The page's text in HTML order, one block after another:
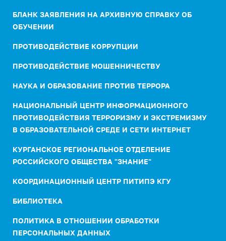
БЛАНК ЗАЯВЛЕНИЯ НА АРХИВНУЮ СПРАВКУ ОБ
ОБУЧЕНИИ
ПРОТИВОДЕЙСТВИЕ КОРРУПЦИИ
ПРОТИВОДЕЙСТВИЕ МОШЕННИЧЕСТВУ
НАУКА И ОБРАЗОВАНИЕ ПРОТИВ ТЕРРОРА
НАЦИОНАЛЬНЫЙ ЦЕНТР ИНФОРМАЦИОННОГО
ПРОТИВОДЕЙСТВИЯ ТЕРРОРИЗМУ И ЭКСТРЕМИЗМУ
В ОБРАЗОВАТЕЛЬНОЙ СРЕДЕ И СЕТИ ИНТЕРНЕТ
КУРГАНСКОЕ РЕГИОНАЛЬНОЕ ОТДЕЛЕНИЕ
РОССИЙСКОГО ОБЩЕСТВА "ЗНАНИЕ"
КООРДИНАЦИОННЫЙ ЦЕНТР ПИТИПЭ КГУ
БИБЛИОТЕКА
ПОЛИТИКА В ОТНОШЕНИИ ОБРАБОТКИ
ПЕРСОНАЛЬНЫХ ДАННЫХ